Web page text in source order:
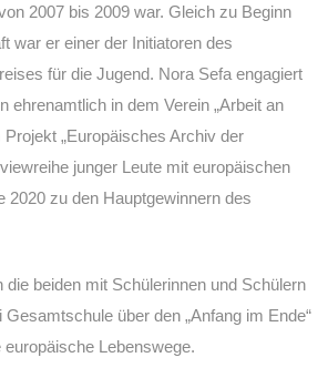
2007 bis 2009 war. Gleich zu Beginn
war er einer der Initiatoren des
für die Jugend. Nora Sefa engagiert
ehrenamtlich in dem Verein „Arbeit an
Projekt „Europäisches Archiv der
junger Leute mit europäischen
2020 zu den Hauptgewinnern des
beiden mit Schülerinnen und Schülern
über den „Anfang im Ende“
Lebenswege.